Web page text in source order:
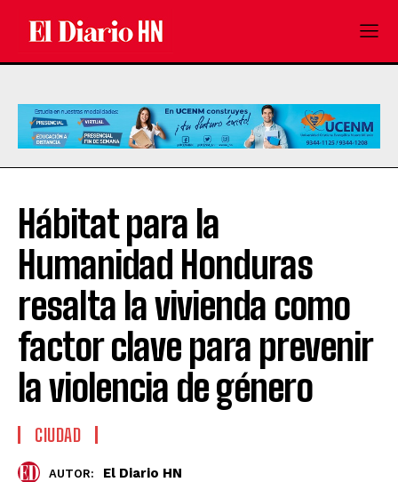
Hábitat para la
Humanidad Honduras
resalta la vivienda como
factor clave para prevenir
la violencia de género
CIUDAD
AUTOR: El Diario HN